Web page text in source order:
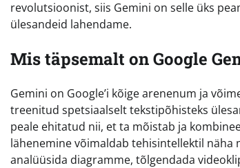
revolutsioonist, siis Gemini on selle üks
ülesandeid lahendame.
Mis täpsemalt on Google
Gemini on Google’i kõige arenenum ja
treenitud spetsiaalselt tekstipõhisteks
peale ehitatud nii, et ta mõistab ja
lähenemine võimaldab tehisintellektil näha
analüüsida diagramme, tõlgendada